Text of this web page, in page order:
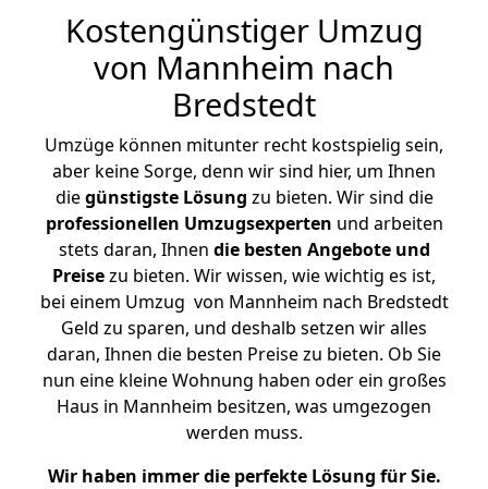
Kostengünstiger Umzug
von Mannheim nach
Bredstedt
Umzüge können mitunter recht kostspielig sein,
aber keine Sorge, denn wir sind hier, um Ihnen
diegünstigste Lösung zu bieten. Wir sind die
professionellen Umzugsexperten und arbeiten
stets daran, Ihnen die besten Angebote und
Preisezu bieten. Wir wissen, wie wichtig es ist,
bei einem Umzug von Mannheim nach Bredstedt
Geld zu sparen, und deshalb setzen wir alles
daran, Ihnen die besten Preise zu bieten. Ob Sie
nun eine kleine Wohnung haben oder ein großes
Haus in Mannheim besitzen, was umgezogen
werden muss.
Wir haben immer die perfekte Lösung für Sie.